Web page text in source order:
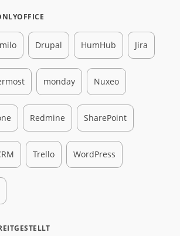
Drupal HumHub Jira
monday Nuxeo
Redmine SharePoint
Trello WordPress